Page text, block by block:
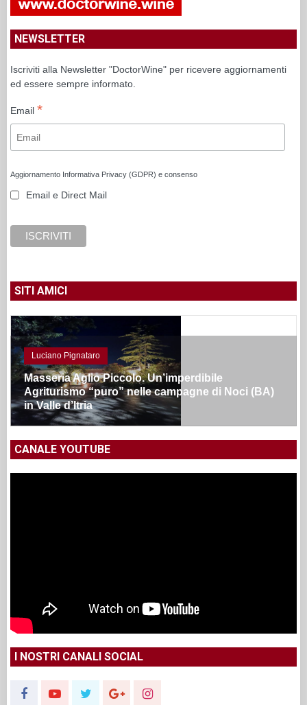
NEWSLETTER
Iscriviti alla Newsletter "DoctorWine" per ricevere aggiornamenti
ed essere sempre informato.
Email *
Aggiornamento Informativa Privacy (GDPR) e consenso
Email e Direct Mail
SITI AMICI
Luciano Pignataro
Masseria Aglio Piccolo. Un’imperdibile
Agriturismo “puro” nelle campagne di Noci (BA)
in Valle d’Itria
CANALE YOUTUBE
I NOSTRI CANALI SOCIAL